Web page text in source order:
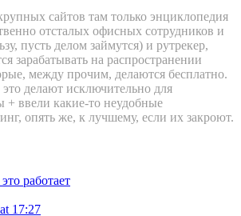
сайтов там только энциклопедия
отсталых офисных сотрудников и
пусть делом займутся) и рутрекер,
зарабатывать на распространении
между прочим, делаются бесплатно.
делают исключительно для
+ ввели какие-то неудобные
опять же, к лучшему, если их закроют.
работает
17:27